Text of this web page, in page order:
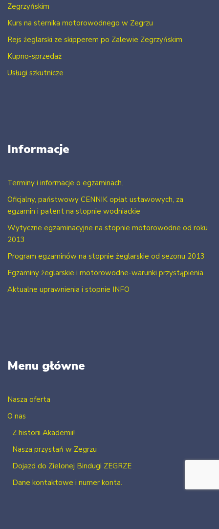
Zegrzyńskim
Kurs na sternika motorowodnego w Zegrzu
Rejs żeglarski ze skipperem po Zalewie Zegrzyńskim
Kupno-sprzedaż
Usługi szkutnicze
Informacje
Terminy i informacje o egzaminach.
Oficjalny, państwowy CENNIK opłat ustawowych, za
egzamin i patent na stopnie wodniackie
Wytyczne egzaminacyjne na stopnie motorowodne od roku
2013
Program egzaminów na stopnie żeglarskie od sezonu 2013
Egzaminy żeglarskie i motorowodne-warunki przystąpienia
Aktualne uprawnienia i stopnie INFO
Menu główne
Nasza oferta
O nas
Z historii Akademii!
Nasza przystań w Zegrzu
Dojazd do Zielonej Bindugi ZEGRZE
Dane kontaktowe i numer konta.